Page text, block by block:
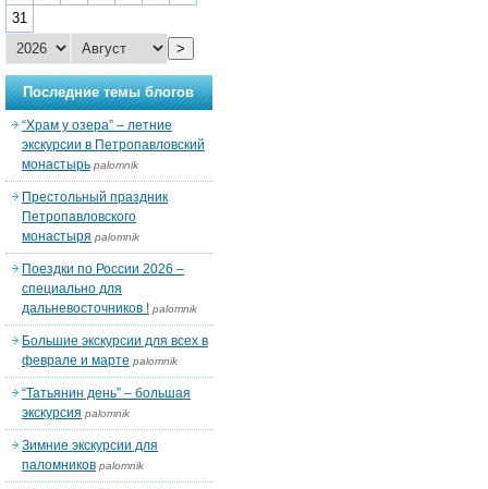
31
>
Последние темы блогов
“Храм у озера” – летние
экскурсии в Петропавловский
монастырь palomnik
Престольный праздник
Петропавловского
монастыря palomnik
Поездки по России 2026 –
специально для
дальневосточников ! palomnik
Большие экскурсии для всех в
феврале и марте palomnik
“Татьянин день” – большая
экскурсия palomnik
Зимние экскурсии для
паломников palomnik